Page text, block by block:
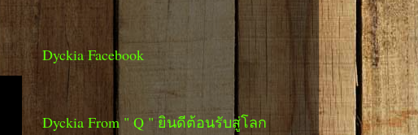
Dyckia Facebook
Dyckia From " Q " ยินดีต้อนรับสู่โลก